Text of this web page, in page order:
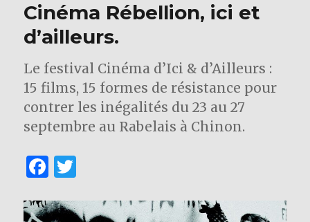
o
k
Cinéma Rébellion, ici et
d’ailleurs.
Le festival Cinéma d’Ici & d’Ailleurs :
15 films, 15 formes de résistance pour
contrer les inégalités du 23 au 27
septembre au Rabelais à Chinon.
F
c it